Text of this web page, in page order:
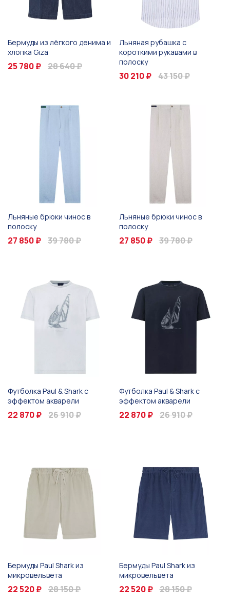
Бермуды из лёгкого денима и
хлопка Giza
25 780 ₽ 28 640 ₽
Льняная рубашка с
короткими рукавами в
полоску
30 210 ₽ 43 150 ₽
Льняные брюки чинос в
полоску
27 850 ₽ 39 780 ₽
Льняные брюки чинос в
полоску
27 850 ₽ 39 780 ₽
Футболка Paul & Shark с
эффектом акварели
22 870 ₽ 26 910 ₽
Футболка Paul & Shark с
эффектом акварели
22 870 ₽ 26 910 ₽
Бермуды Paul Shark из
микровельвета
22 520 ₽ 28 150 ₽
Бермуды Paul Shark из
микровельвета
22 520 ₽ 28 150 ₽